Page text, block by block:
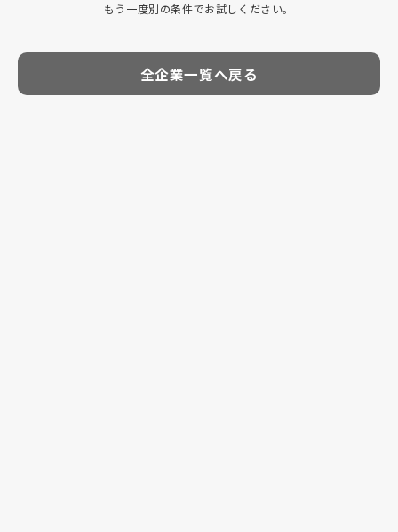
もう一度別の条件でお試しください。
全企業一覧へ戻る